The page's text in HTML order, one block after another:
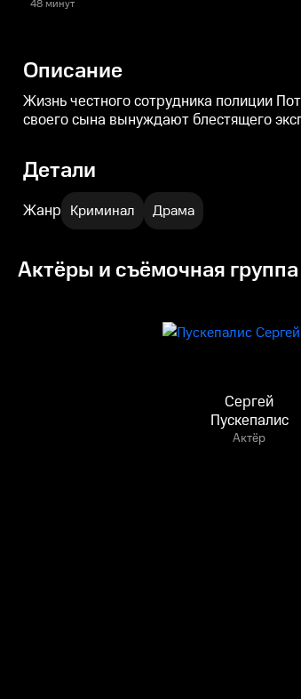
48 минут
Описание
Жизнь честного сотрудника полиции
своего сына вынуждают блестящего
Детали
Жанр Криминал Драма
Актёры и съёмочная группа
Сергей
Пускепалис
Актёр